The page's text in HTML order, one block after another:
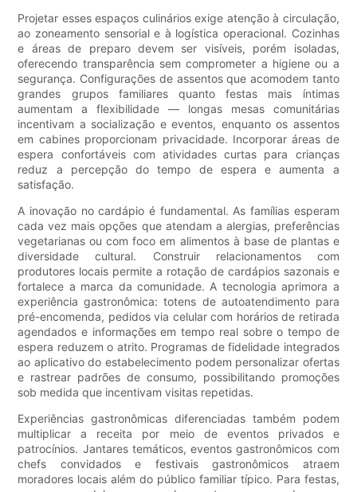
Projetar esses espaços culinários exige atenção à circulação,
ao zoneamento sensorial e à logística operacional. Cozinhas
e áreas de preparo devem ser visíveis, porém isoladas,
oferecendo transparência sem comprometer a higiene ou a
segurança. Configurações de assentos que acomodem tanto
grandes grupos familiares quanto festas mais íntimas
aumentam a flexibilidade — longas mesas comunitárias
incentivam a socialização e eventos, enquanto os assentos
em cabines proporcionam privacidade. Incorporar áreas de
espera confortáveis ​​com atividades curtas para crianças
reduz a percepção do tempo de espera e aumenta a
satisfação.
A inovação no cardápio é fundamental. As famílias esperam
cada vez mais opções que atendam a alergias, preferências
vegetarianas ou com foco em alimentos à base de plantas e
diversidade cultural. Construir relacionamentos com
produtores locais permite a rotação de cardápios sazonais e
fortalece a marca da comunidade. A tecnologia aprimora a
experiência gastronômica: totens de autoatendimento para
pré-encomenda, pedidos via celular com horários de retirada
agendados e informações em tempo real sobre o tempo de
espera reduzem o atrito. Programas de fidelidade integrados
ao aplicativo do estabelecimento podem personalizar ofertas
e rastrear padrões de consumo, possibilitando promoções
sob medida que incentivam visitas repetidas.
Experiências gastronômicas diferenciadas também podem
multiplicar a receita por meio de eventos privados e
patrocínios. Jantares temáticos, eventos gastronômicos com
chefs convidados e festivais gastronômicos atraem
moradores locais além do público familiar típico. Para festas,